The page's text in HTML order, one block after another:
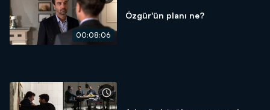
00:08:06
Özgür'ün planı ne?